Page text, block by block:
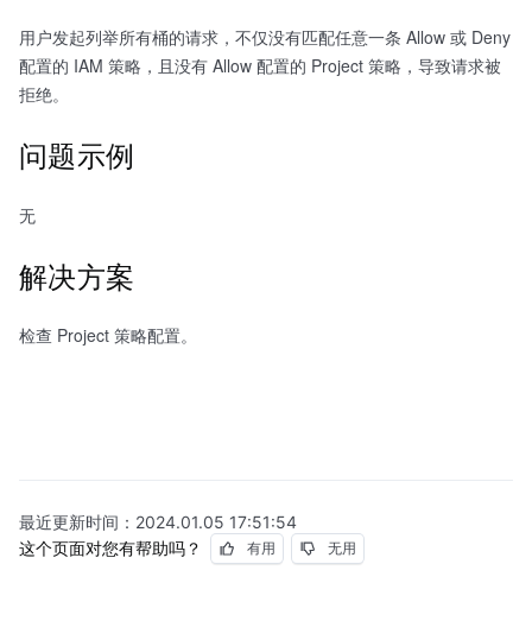
用户发起列举所有桶的请求，不仅没有匹配任意一条 Allow 或 Deny
配置的 IAM 策略，且没有 Allow 配置的 Project 策略，导致请求被
拒绝。
问题示例
无
解决方案
检查 Project 策略配置。
最近更新时间： 2024.01.05 17:51:54
这个页面对您有帮助吗？
有用 无用